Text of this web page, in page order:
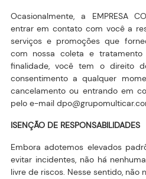
Ocasionalmente, a EMPRESA
entrar em contato com você a
serviços e promoções que
com nossa coleta e
finalidade, você tem o direito
consentimento a qualquer
cancelamento ou entrando em
pelo e-mail
ISENÇÃO DE RESPONSABILIDADES
Embora adotemos elevados
evitar incidentes, não há
livre de riscos. Nesse sentido, não